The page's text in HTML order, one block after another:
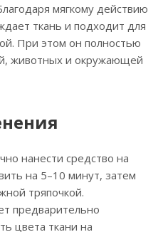
мягкому действию
ткань и подходит для
При этом он полностью
животных и окружающей
нанести средство на
на 5–10 минут, затем
тряпочкой.
предварительно
цвета ткани на